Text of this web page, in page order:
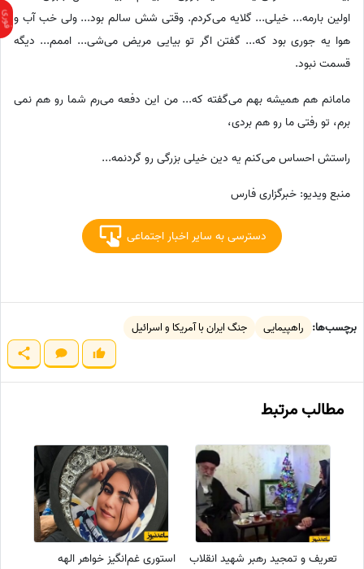
اولین بارمه... خیلی... گلایه می‌کردم. وقتی شش سالم بود... ولی خب آب و
هوا یه جوری بود که... گفتن اگر تو بیایی مریض می‌شی... اممم... دیگه
قسمت نبود.
مامانم هم همیشه بهم می‌گفته که... من این دفعه می‌رم شما رو هم نمی
برم، تو رفتی ما رو هم بردی،
راستش احساس می‌کنم یه دین خیلی بزرگی رو گردنمه...
منبع ویدیو: خبرگزاری فارس
دسترسی به سایر اخبار اجتماعی
برچسب‌ها: راهپیمایی جنگ ایران با آمریکا و اسرائیل
مطالب مرتبط
تعریف و تمجید رهبر شهید انقلاب
استوری غم‌انگیز خواهر الهه